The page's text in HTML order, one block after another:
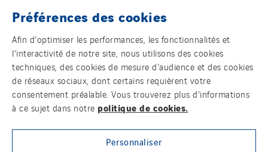
Témoins
Mentions légales
Politique de confidentialité des données
Contact
Plan d’accessibilité 2026-2029 | Instech
Préférences des cookies
Afin d’optimiser les performances, les fonctionnalités et
l’interactivité de notre site, nous utilisons des cookies
techniques, des cookies de mesure d’audience et des cookies
de réseaux sociaux, dont certains requièrent votre
consentement préalable. Vous trouverez plus d’informations
à ce sujet dans notre politique de cookies.
Personnaliser